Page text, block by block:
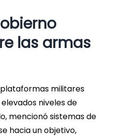
las armas
militares
niveles de
mencionó sistemas de
hacia un objetivo,